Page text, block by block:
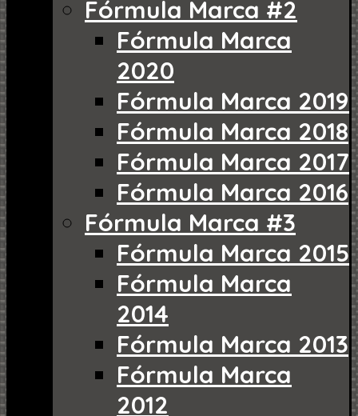
Fórmula Marca #2
Fórmula Marca
2020
Fórmula Marca 2019
Fórmula Marca 2018
Fórmula Marca 2017
Fórmula Marca 2016
Fórmula Marca #3
Fórmula Marca 2015
Fórmula Marca
2014
Fórmula Marca 2013
Fórmula Marca
2012